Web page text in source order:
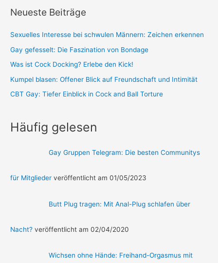
Neueste Beiträge
Sexuelles Interesse bei schwulen Männern: Zeichen erkennen
Gay gefesselt: Die Faszination von Bondage
Was ist Cock Docking? Erlebe den Kick!
Kumpel blasen: Offener Blick auf Freundschaft und Intimität
CBT Gay: Tiefer Einblick in Cock and Ball Torture
Häufig gelesen
Gay Gruppen Telegram: Die besten Communitys
für Mitglieder veröffentlicht am 01/05/2023
Butt Plug tragen: Mit Anal-Plug schlafen über
Nacht? veröffentlicht am 02/04/2020
Wichsen ohne Hände: Freihand-Orgasmus mit